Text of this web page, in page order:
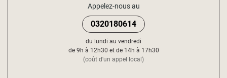
Appelez-nous au
0320180614
du lundi au vendredi
de 9h à 12h30 et de 14h à 17h30
(coût d'un appel local)